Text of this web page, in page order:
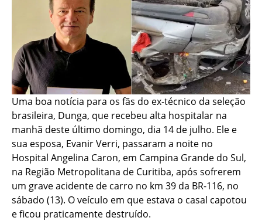
Uma boa notícia para os fãs do ex-técnico da seleção
brasileira, Dunga, que recebeu alta hospitalar na
manhã deste último domingo, dia 14 de julho. Ele e
sua esposa, Evanir Verri, passaram a noite no
Hospital Angelina Caron, em Campina Grande do Sul,
na Região Metropolitana de Curitiba, após sofrerem
um grave acidente de carro no km 39 da BR-116, no
sábado (13). O veículo em que estava o casal capotou
e ficou praticamente destruído.